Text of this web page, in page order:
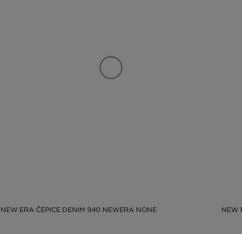
NEW ERA ČEPICE DENIM 940 NEWERA NONE NEW